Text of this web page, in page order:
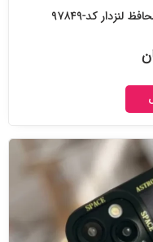
کد-۹۷۸۴۹